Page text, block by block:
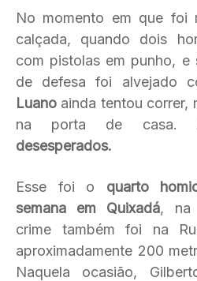
No momento em que foi
calçada, quando dois
com pistolas em punho, e
de defesa foi alvejado
Luano ainda tentou correr,
na porta de casa.
desesperados.
Esse foi o quarto
semana em Quixadá, na
crime também foi na
aproximadamente 200
Naquela ocasião,